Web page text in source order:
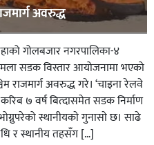
अवरुद्ध
गोलबजार नगरपालिका-४
सडक विस्तार आयोजनामा भएको
राजमार्ग अवरुद्ध गरे। ‘चाइना रेलवे
७ वर्ष बित्दासमेत सडक निर्माण
स्थानीयकाे गुनासाे छ। साढे
र स्थानीय तहसँग […]